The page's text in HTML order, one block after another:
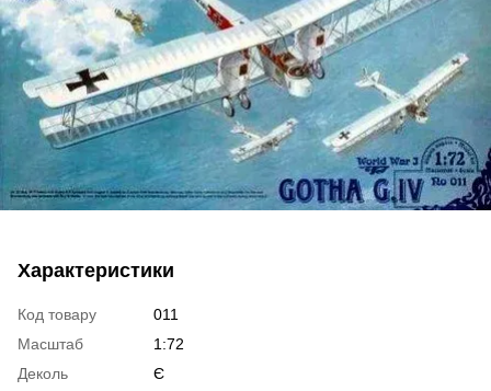
Характеристики
Код товару
011
Масштаб
1:72
Деколь
Є